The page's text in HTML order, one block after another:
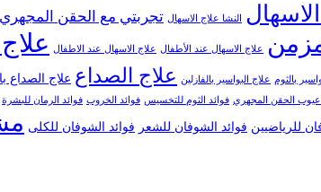
النشا علاج الاسهال تجربتي مع الحقن
علاج الاسهال عند الأطفال علاج الاسهال عند الاطفال
بالثوم علاج البواسير بالفازلين علاج الصداع علاج الصداع
عيوب الحقن المجهري فوائد الثوم للتخسيس فوائد الخروب فوائد الرمان للبشرة
للرياضيين فوائد الشوفان للشعر فوائد الشوفان للكلى